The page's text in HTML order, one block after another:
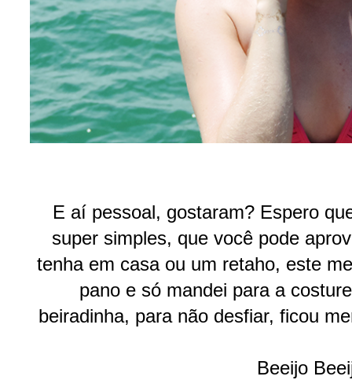
E aí pessoal, gostaram? Espero
super simples, que você pode
tenha em casa ou um retaho, este
pano e só mandei para a
beiradinha, para não desfiar, ficou
Beeijo